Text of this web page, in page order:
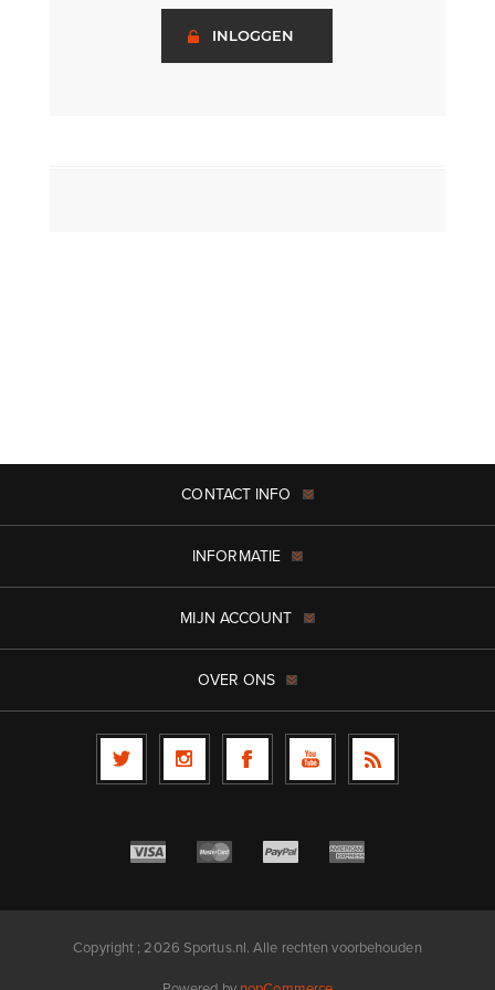
INLOGGEN
CONTACT INFO
INFORMATIE
MIJN ACCOUNT
OVER ONS
Copyright ; 2026 Sportus.nl. Alle rechten voorbehouden